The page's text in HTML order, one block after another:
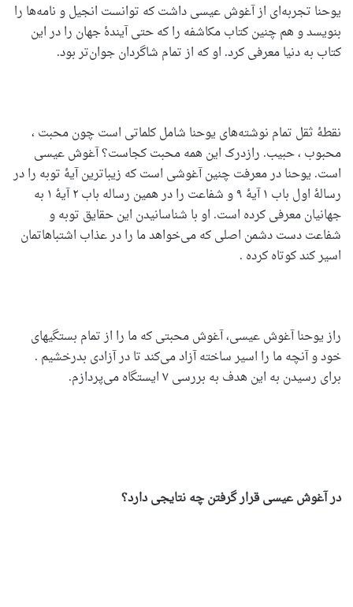
یوحنا تجربه‌ای از آغوش عیسی داشت که توانست انجیل و نامه‌ها را
بنویسد و هم چنین کتاب مکاشفه را که حتی آیندۀ جهان را در این
کتاب به دنیا معرفی کرد. او که از تمام شاگردان جوان‌تر بود.
نقطۀ ثقل تمام نوشته‌های یوحنا شامل کلماتی است چون محبت ،
محبوب ، حبیب. رازدرک این همه محبت کجاست؟ آغوش عیسی
است. یوحنا در معرفت چنین آغوشی است که زیباترین آیۀ توبه را در
رسالۀ اول باب ۱ آیۀ ۹ و شفاعت را در همین رساله باب ۲ آیۀ ۱ به
جهانیان معرفی کرده است. او با شناسانیدن این حقایق توبه و
شفاعت دست دشمن اصلی که می‌خواهد ما را در عذاب اشتباهاتمان
اسیر کند کوتاه کرده .
راز یوحنا آغوش عیسی، آغوش محبتی که ما را از تمام بستگیهای
خود و آنچه ما را اسیر ساخته آزاد می‌کند تا در آزادی بدرخشیم .
برای رسیدن به این هدف به بررسی ۷ ایستگاه می‌پردازم.
در آغوش عیسی قرار گرفتن چه نتایجی دارد؟